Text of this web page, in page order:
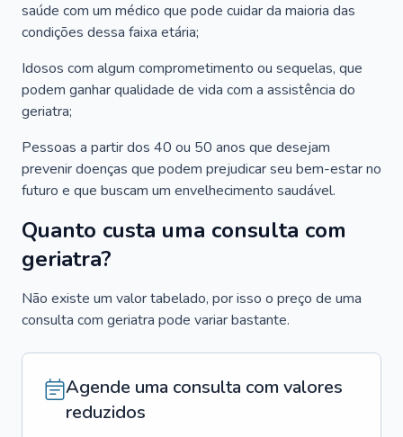
saúde com um médico que pode cuidar da maioria das
condições dessa faixa etária;
Idosos com algum comprometimento ou sequelas, que
podem ganhar qualidade de vida com a assistência do
geriatra;
Pessoas a partir dos 40 ou 50 anos que desejam
prevenir doenças que podem prejudicar seu bem-estar no
futuro e que buscam um envelhecimento saudável.
Quanto custa uma consulta com
geriatra?
Não existe um valor tabelado, por isso o preço de uma
consulta com geriatra pode variar bastante.
Agende uma consulta com valores
reduzidos